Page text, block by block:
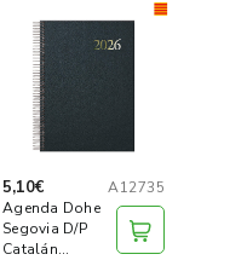
5,10€
A12735
Agenda Dohe
Segovia D/P
Catalán